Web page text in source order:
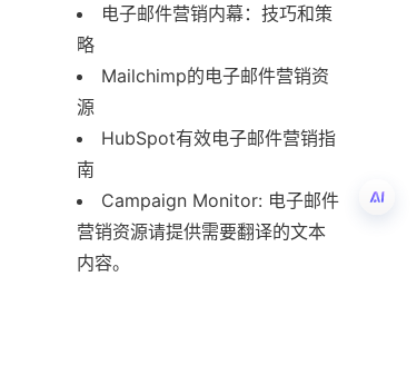
电子邮件营销内幕：技巧和策
略
Mailchimp的电子邮件营销资
源
HubSpot有效电子邮件营销指
南
Campaign Monitor: 电子邮件
营销资源请提供需要翻译的文本
内容。